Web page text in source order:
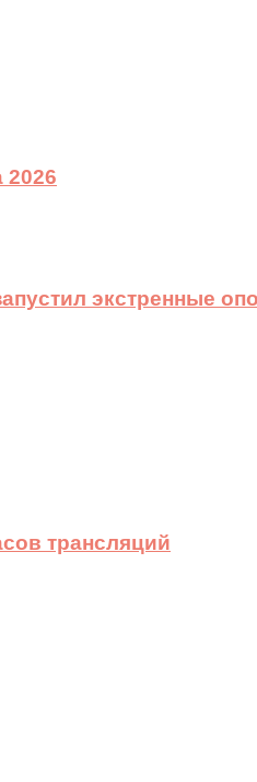
2026
экстренные
трансляций